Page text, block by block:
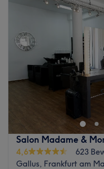
Salon Madame &
4,6
623
Gallus, Frankfurt am